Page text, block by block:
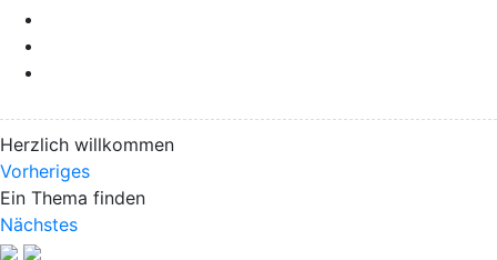
Herzlich willkommen
Vorheriges
Ein Thema finden
Nächstes